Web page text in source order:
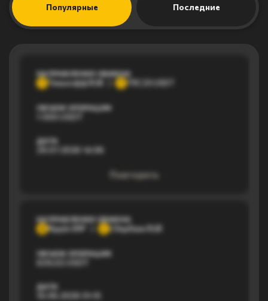
Популярные Последние
НАПРАВЛЕНИЕ ОБМЕНА
Т
Тинькофф RUB
ОБЪЕМ ОПЕРАЦИИ
ДАТА
29.07.2026 14:06
Повторить
НАПРАВЛЕНИЕ ОБМЕНА
Ripple XRP Сбербанк RUB
ОБЪЕМ ОПЕРАЦИИ
ДАТА
16.06.2026 01:15